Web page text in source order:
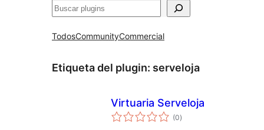
Buscar
TodosCommunityCommercial
Etiqueta del plugin: serveloja
Virtuaria Serveloja
(0total
de
)